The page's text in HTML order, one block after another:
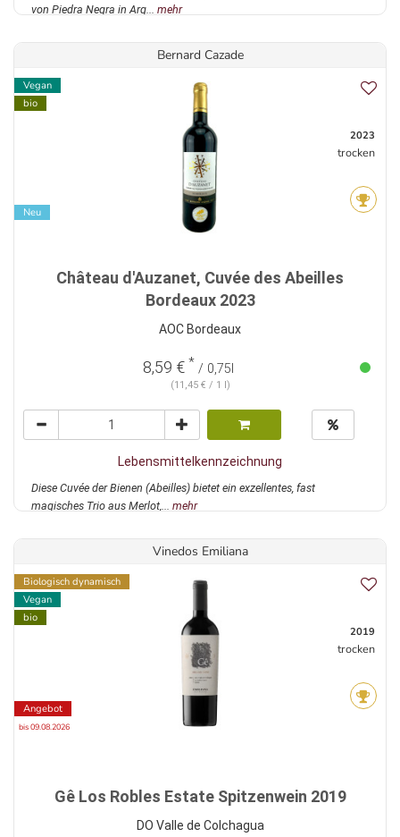
von Piedra Negra in Arg... mehr
Bernard Cazade
Vegan
bio
Neu
2023
trocken
Château d'Auzanet, Cuvée des Abeilles
Bordeaux 2023
AOC Bordeaux
8,59 € * / 0,75l
(11,45 € / 1 l)
Lebensmittelkennzeichnung
Diese Cuvée der Bienen (Abeilles) bietet ein exzellentes, fast
magisches Trio aus Merlot,... mehr
Vinedos Emiliana
Biologisch dynamisch
Vegan
bio
Angebot
bis 09.08.2026
2019
trocken
Gê Los Robles Estate Spitzenwein 2019
DO Valle de Colchagua